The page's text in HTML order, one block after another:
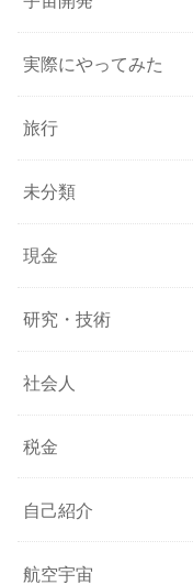
実際にやってみた
旅行
未分類
現金
研究・技術
社会人
税金
自己紹介
航空宇宙